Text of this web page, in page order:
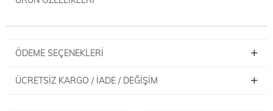
ÖDEME SEÇENEKLERI
ÜCRETSIZ KARGO / İADE / DEĞIŞIM